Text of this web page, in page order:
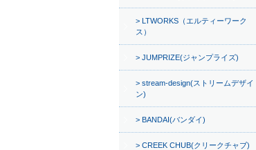
LTWORKS（エルティーワーク
ス）
JUMPRIZE(ジャンプライズ)
stream-design(ストリームデザイ
ン)
BANDAI(バンダイ)
CREEK CHUB(クリークチャブ)